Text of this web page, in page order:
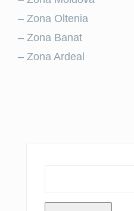
– Zona Oltenia
– Zona Banat
– Zona Ardeal